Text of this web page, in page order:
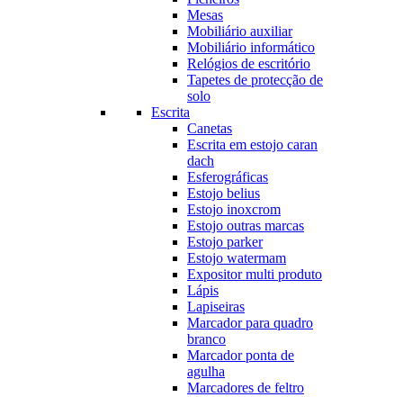
Mesas
Mobiliário auxiliar
Mobiliário informático
Relógios de escritório
Tapetes de protecção de
solo
Escrita
Canetas
Escrita em estojo caran
dach
Esferográficas
Estojo belius
Estojo inoxcrom
Estojo outras marcas
Estojo parker
Estojo watermam
Expositor multi produto
Lápis
Lapiseiras
Marcador para quadro
branco
Marcador ponta de
agulha
Marcadores de feltro